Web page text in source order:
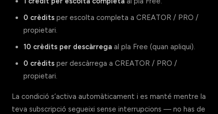
0 crèdits per escolta completa a CREATOR / PRO /
propietari.
10 crèdits per descàrrega al pla Free (quan apliqui).
0 crèdits per descàrrega a CREATOR / PRO /
propietari.
La condició s’activa automàticament i es manté mentre la
teva subscripció segueixi sense interrupcions — no has de